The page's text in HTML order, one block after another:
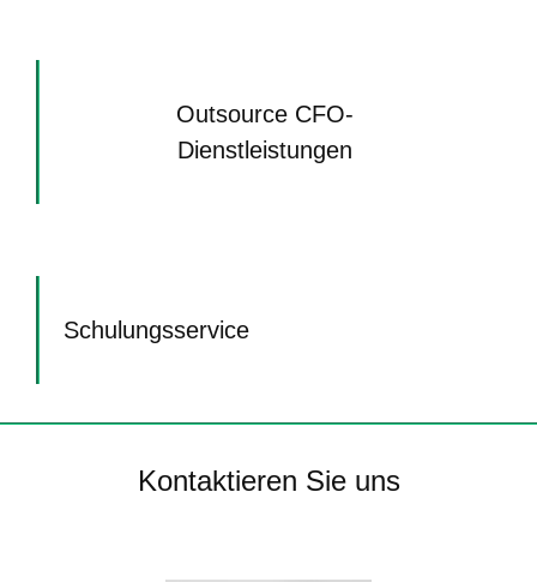
Outsource CFO-
Dienstleistungen
Schulungsservice
Kontaktieren Sie uns